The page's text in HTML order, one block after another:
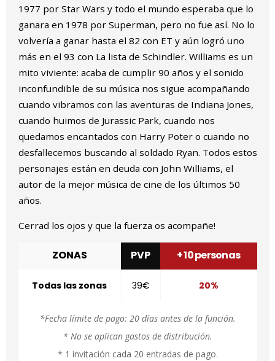
1977 por Star Wars y todo el mundo esperaba que lo
ganara en 1978 por Superman, pero no fue así. No lo
volvería a ganar hasta el 82 con ET y aún logró uno
más en el 93 con La lista de Schindler. Williams es un
mito viviente: acaba de cumplir 90 años y el sonido
inconfundible de su música nos sigue acompañando
cuando vibramos con las aventuras de Indiana Jones,
cuando huimos de Jurassic Park, cuando nos
quedamos encantados con Harry Poter o cuando no
desfallecemos buscando al soldado Ryan. Todos estos
personajes están en deuda con John Williams, el
autor de la mejor música de cine de los últimos 50
años.
Cerrad los ojos y que la fuerza os acompañe!
ZONAS PVP + 10 personas
Todas las zonas 39€ 20%
*Fecha límite de pago: 20 días antes de la función.
* No se aplican gastos de distribución.
* 1 invitación cada 20 entradas de pago.